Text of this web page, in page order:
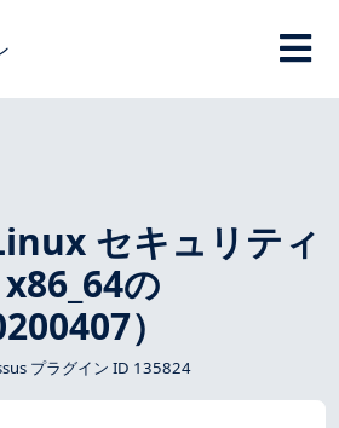
セキュリティ
の
）
プラグイン ID 135824